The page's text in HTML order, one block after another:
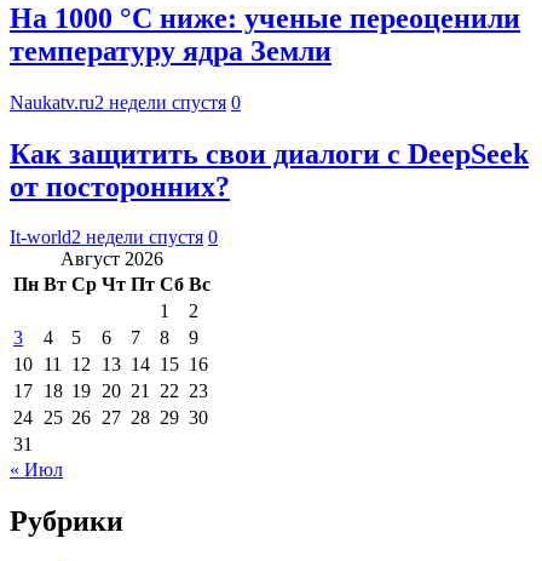
На 1000 °C ниже: ученые переоценили
температуру ядра Земли
Naukatv.ru2 недели спустя 0
Как защитить свои диалоги с DeepSeek
от посторонних?
It-world2 недели спустя 0
Август 2026
Пн Вт Ср Чт Пт Сб Вс
1
2
3
4 5 6 7 8
9
10 11 12 13 14 15 16
17 18 19 20 21 22 23
24 25 26 27 28 29 30
31
« Июл
Рубрики